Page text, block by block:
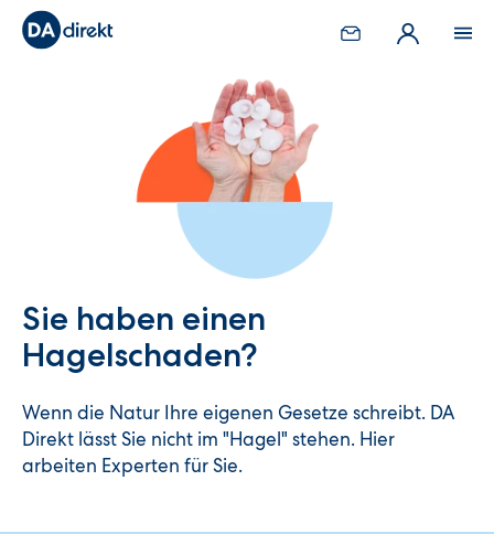
Sie haben einen
Hagelschaden?
Wenn die Natur Ihre eigenen Gesetze schreibt. DA
Direkt lässt Sie nicht im "Hagel" stehen. Hier
arbeiten Experten für Sie.